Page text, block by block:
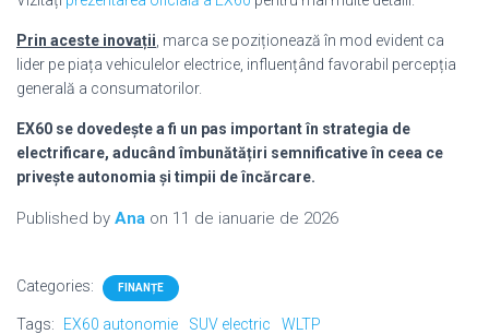
Prin aceste inovații , marca se poziționează în mod evident ca
lider pe piața vehiculelor electrice, influențând favorabil percepția
generală a consumatorilor.
EX60 se dovedește a fi un pas important în strategia de
electrificare, aducând îmbunătățiri semnificative în ceea ce
privește autonomia și timpii de încărcare.
Published by Ana on 11 de ianuarie de 2026
Categories: FINANȚE
Tags: EX60 autonomie SUV electric WLTP